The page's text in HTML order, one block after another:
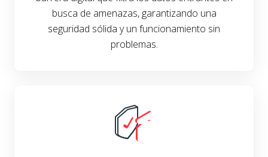
busca de amenazas, garantizando una
seguridad sólida y un funcionamiento sin
problemas.